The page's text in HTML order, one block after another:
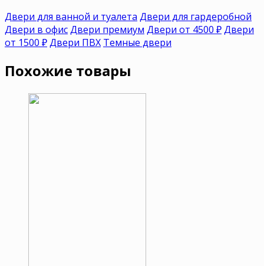
Двери для ванной и туалета Двери для гардеробной
Двери в офисДвери премиум Двери от 4500 ₽Двери
от 1500 ₽Двери ПВХ Темные двери
Похожие товары